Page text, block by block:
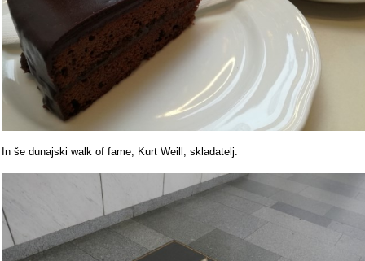
In še dunajski walk of fame, Kurt Weill, skladatelj.